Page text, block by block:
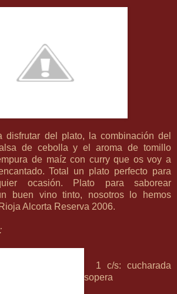
disfrutar del plato, la combinación del
de cebolla y el aroma de tomillo
de maíz con curry que os voy a
Total un plato perfecto para
ocasión. Plato para saborear
buen vino tinto, nosotros lo hemos
Alcorta Reserva 2006.
1 c/s: cucharada
sopera